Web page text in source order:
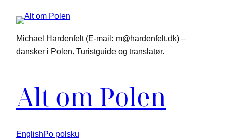
Michael Hardenfelt (E-mail: m@hardenfelt.dk) –
dansker i Polen. Turistguide og translatør.
Alt om Polen
EnglishPo polsku